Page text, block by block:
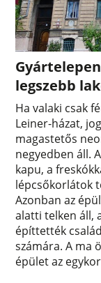
legszebb
Ha valaki csak
Leiner-házat,
magastetős
negyedben áll.
kapu, a
lépcsőkorlátok
Azonban az
alatti telken áll,
építtették
számára. A ma
épület az